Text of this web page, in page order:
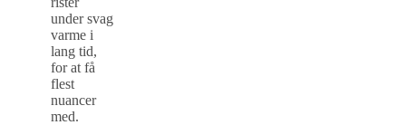
under svag
varme i
lang tid,
for at få
flest
nuancer
med.